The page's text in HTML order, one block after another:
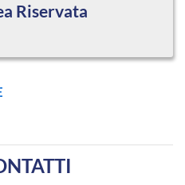
Riservata